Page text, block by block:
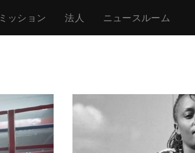
ミッション 法人 ニュースルーム